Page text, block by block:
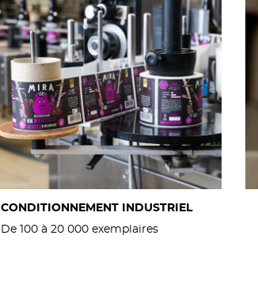
CONDITIONNEMENT INDUSTRIEL
De 100 à 20 000 exemplaires